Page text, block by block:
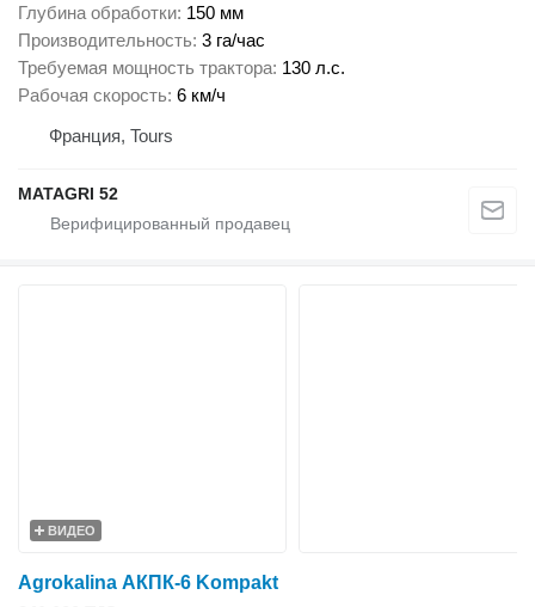
Глубина обработки 150 мм
Производительность 3 га/час
Требуемая мощность трактора 130 л.с.
Рабочая скорость 6 км/ч
Франция, Tours
MATAGRI 52
ВИДЕО
Agrokalina АКПК-6 Kompakt